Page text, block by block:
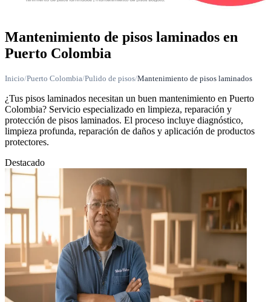
Mantenimiento de pisos laminados en
Puerto Colombia
Inicio/Puerto Colombia/Pulido de pisos/Mantenimiento de pisos laminados
¿Tus pisos laminados necesitan un buen mantenimiento en Puerto
Colombia? Servicio especializado en limpieza, reparación y
protección de pisos laminados. El proceso incluye diagnóstico,
limpieza profunda, reparación de daños y aplicación de productos
protectores.
Destacado